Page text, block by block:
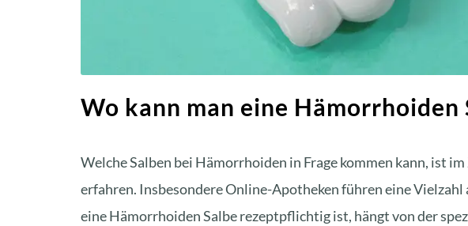
Wo kann man eine Hämorrhoiden
Welche Salben bei Hämorrhoiden in Frage kommen kann, ist
erfahren. Insbesondere Online-Apotheken führen eine
eine Hämorrhoiden Salbe rezeptpflichtig ist, hängt von der